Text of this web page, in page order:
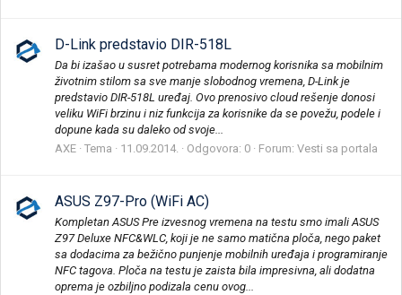
D-Link predstavio DIR-518L
Da bi izašao u susret potrebama modernog korisnika sa mobilnim
životnim stilom sa sve manje slobodnog vremena, D-Link je
predstavio DIR-518L uređaj. Ovo prenosivo cloud rešenje donosi
veliku WiFi brzinu i niz funkcija za korisnike da se povežu, podele i
dopune kada su daleko od svoje...
AXE Tema 11.09.2014. Odgovora: 0 Forum: Vesti sa portala
ASUS Z97-Pro (WiFi AC)
Kompletan ASUS Pre izvesnog vremena na testu smo imali ASUS
Z97 Deluxe NFC&WLC, koji je ne samo matična ploča, nego paket
sa dodacima za bežično punjenje mobilnih uređaja i programiranje
NFC tagova. Ploča na testu je zaista bila impresivna, ali dodatna
oprema je ozbiljno podizala cenu ovog...